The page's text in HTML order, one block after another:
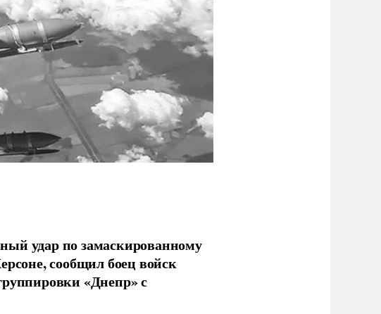
удар по замаскированному
сообщил боец войск
«Днепр» с